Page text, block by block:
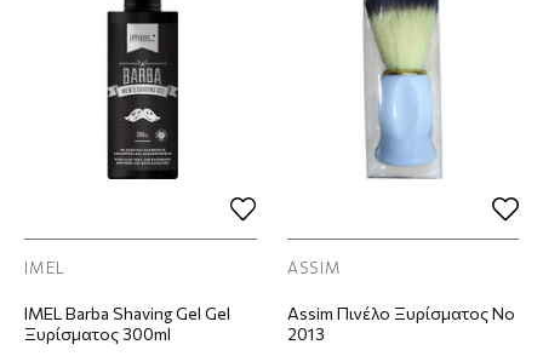
IMEL
IMEL Barba Shaving Gel Gel
Ξυρίσματος 300ml
ASSIM
Assim Πινέλο Ξυρίσματος No
2013